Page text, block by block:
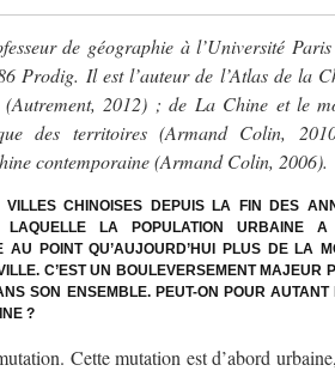
de géographie à l’Université
Prodig. Il est l’auteur de l’Atlas de la
(Autrement, 2012) ; de La Chine et le
des territoires (Armand Colin,
contemporaine (Armand Colin, 2006).
VILLES CHINOISES DEPUIS LA FIN DES
LAQUELLE LA POPULATION URBAINE A
AU POINT QU’AUJOURD’HUI PLUS DE LA
C’EST UN BOULEVERSEMENT MAJEUR
SON ENSEMBLE. PEUT-ON POUR AUTANT
?
Cette mutation est d’abord